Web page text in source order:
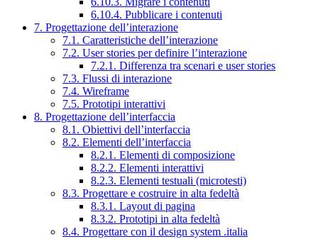
6.10.4. Pubblicare i contenuti
7. Progettazione dell’interazione
7.1. Caratteristiche dell’interazione
7.2. User stories per definire l’interazione
7.2.1. Differenza tra scenari e user stories
7.3. Flussi di interazione
7.4. Wireframe
7.5. Prototipi interattivi
8. Progettazione dell’interfaccia
8.1. Obiettivi dell’interfaccia
8.2. Elementi dell’interfaccia
8.2.1. Elementi di composizione
8.2.2. Elementi interattivi
8.2.3. Elementi testuali (microtesti)
8.3. Progettare e costruire in alta fedeltà
8.3.1. Layout di pagina
8.3.2. Prototipi in alta fedeltà
8.4. Progettare con il design system .italia